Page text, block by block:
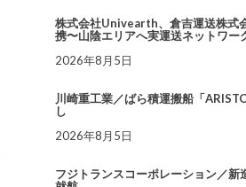
株式会社Univearth、倉吉運送株式
携〜山陰エリアへ実運送ネットワー
2026年8月5日
川崎重工業／ばら積運搬船「
し
2026年8月5日
フジトランスコーポレーション／新